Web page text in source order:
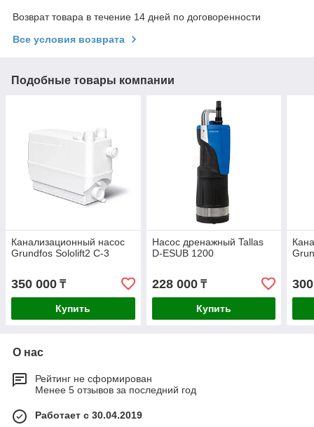
Возврат товара в течение 14 дней по договоренности
Все условия возврата
Подобные товары компании
Канализационный насос
Grundfos Sololift2 C-3
350 000 ₸
Купить
Насос дренажный Tallas
D-ESUB 1200
228 000₸
Купить
О нас
Рейтинг не сформирован
Менее 5 отзывов за последний год
Работает с 30.04.2019